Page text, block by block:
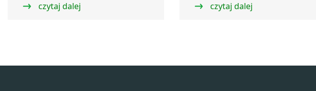
czytaj dalej
czytaj dalej